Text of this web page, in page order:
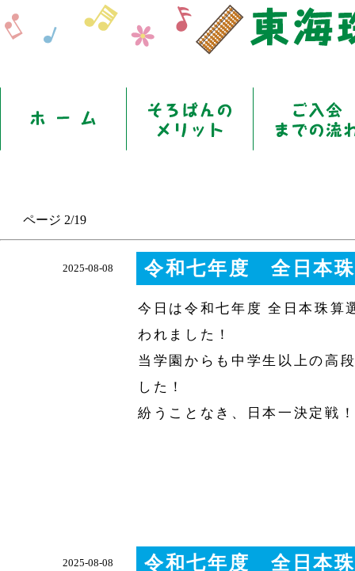
ページ 2/19
2025-08-08 令和七年度 全日本
今日は令和七年度 全日本珠算
われました！
当学園からも中学生以上の高
した！
紛うことなき、日本一決定戦
2025-08-08 令和七年度 全日本